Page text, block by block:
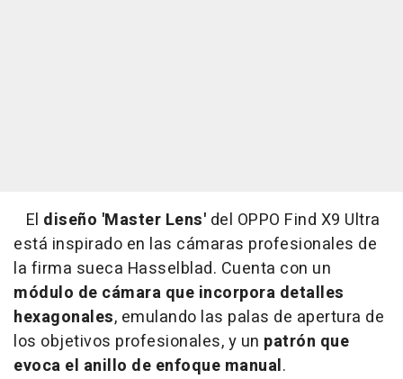
El diseño 'Master Lens' del OPPO Find X9 Ultra
está inspirado en las cámaras profesionales de
la firma sueca Hasselblad. Cuenta con un
módulo de cámara que incorpora detalles
hexagonales, emulando las palas de apertura de
los objetivos profesionales, y un patrón que
evoca el anillo de enfoque manual.